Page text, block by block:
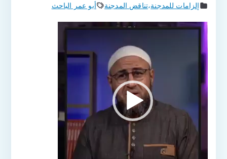
إلزامات للمدجنة،تناقض المدجنة أبو عمر الباحث
مشغل
الفيديو